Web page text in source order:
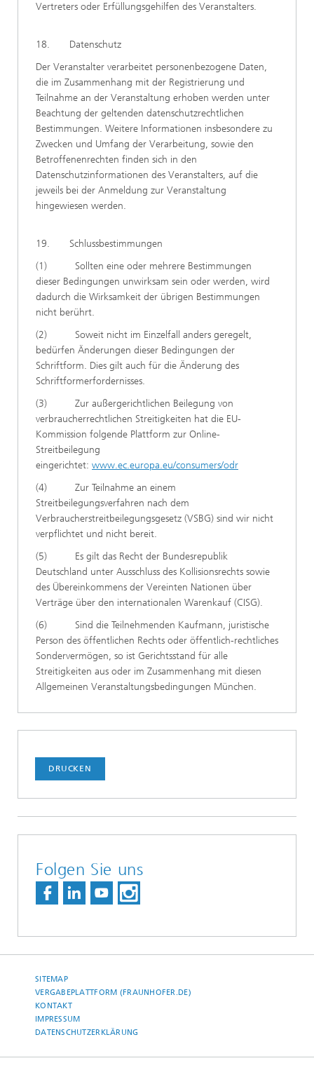
Vertreters oder Erfüllungsgehilfen des Veranstalters.
18. Datenschutz
Der Veranstalter verarbeitet personenbezogene Daten,
die im Zusammenhang mit der Registrierung und
Teilnahme an der Veranstaltung erhoben werden unter
Beachtung der geltenden datenschutzrechtlichen
Bestimmungen. Weitere Informationen insbesondere zu
Zwecken und Umfang der Verarbeitung, sowie den
Betroffenenrechten finden sich in den
Datenschutzinformationen des Veranstalters, auf die
jeweils bei der Anmeldung zur Veranstaltung
hingewiesen werden.
19. Schlussbestimmungen
(1) Sollten eine oder mehrere Bestimmungen
dieser Bedingungen unwirksam sein oder werden, wird
dadurch die Wirksamkeit der übrigen Bestimmungen
nicht berührt.
(2) Soweit nicht im Einzelfall anders geregelt,
bedürfen Änderungen dieser Bedingungen der
Schriftform. Dies gilt auch für die Änderung des
Schriftformerfordernisses.
(3) Zur außergerichtlichen Beilegung von
verbraucherrechtlichen Streitigkeiten hat die EU-
Kommission folgende Plattform zur Online-
Streitbeilegung
eingerichtet: www.ec.europa.eu/consumers/odr
(4) Zur Teilnahme an einem
Streitbeilegungsverfahren nach dem
Verbraucherstreitbeilegungsgesetz (VSBG) sind wir nicht
verpflichtet und nicht bereit.
(5) Es gilt das Recht der Bundesrepublik
Deutschland unter Ausschluss des Kollisionsrechts sowie
des Übereinkommens der Vereinten Nationen über
Verträge über den internationalen Warenkauf (CISG).
(6) Sind die Teilnehmenden Kaufmann, juristische
Person des öffentlichen Rechts oder öffentlich-rechtliches
Sondervermögen, so ist Gerichtsstand für alle
Streitigkeiten aus oder im Zusammenhang mit diesen
Allgemeinen Veranstaltungsbedingungen München.
DRUCKEN
Folgen Sie uns
SITEMAP
VERGABEPLATTFORM (FRAUNHOFER.DE)
KONTAKT
IMPRESSUM
DATENSCHUTZERKLÄRUNG